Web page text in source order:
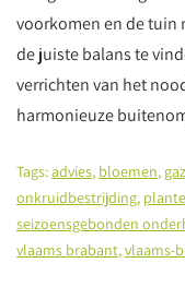
voorkomen en de tuin
de juiste balans te
verrichten van het
harmonieuze
Tags:advies, bloemen,
onkruidbestrijding,
seizoensgebonden
vlaams brabant,vlaams-